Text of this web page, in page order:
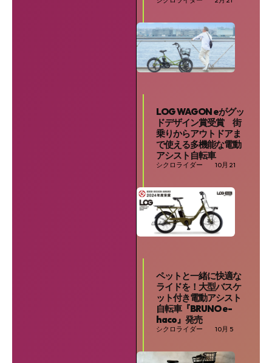
LOG WAGON eがグッ
ドデザイン賞受賞 街
乗りからアウトドアま
で使える多機能な電動
アシスト自転車
シクロライダー 10月 21
ペットと一緒に快適な
ライドを！大型バスケ
ット付き電動アシスト
自転車『BRUNO e-
haco』発売
シクロライダー 10月 5